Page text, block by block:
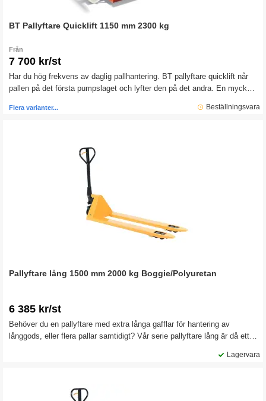
BT Pallyftare Quicklift 1150 mm 2300 kg
Från
7 700 kr/st
Har du hög frekvens av daglig pallhantering. BT pallyftare quicklift når
pallen på det första pumpslaget och lyfter den på det andra. En mycket
inom lager, detaljhandel, ombord på lastbilar och tillverkningsindustri.
Beställningsvara
Flera varianter...
Pallyftare lång 1500 mm 2000 kg Boggie/Polyuretan
6 385 kr/st
Behöver du en pallyftare med extra långa gafflar för hantering av
långgods, eller flera pallar samtidigt? Vår serie pallyftare lång är då ett
Lagervara